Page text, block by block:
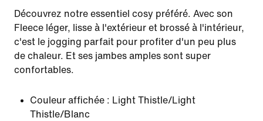
Découvrez notre essentiel cosy préféré. Avec son
Fleece léger, lisse à l'extérieur et brossé à l'intérieur,
c'est le jogging parfait pour profiter d'un peu plus
de chaleur. Et ses jambes amples sont super
confortables.
Couleur affichée : Light Thistle/Light
Thistle/Blanc